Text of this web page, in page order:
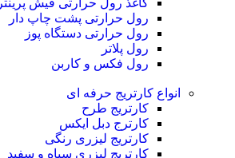
رول حرارتی پشت چاپ دار
رول حرارتی دستگاه پوز
رول پلاتر
رول فکس و کاربن
انواع کارتریج حرفه ای
کارتریج طرح
کارترج دبل ایکس
کارتریج لیزری رنگی
کارتریج لیزری سیاه و سفید